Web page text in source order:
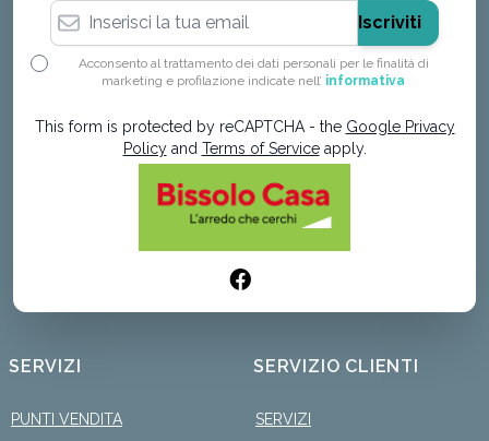
SERVIZI
PUNTI VENDITA
SERVIZIO CLIENTI
SERVIZI
Indirizzo email
Iscriviti
Acconsento al trattamento dei dati personali per le finalità di
marketing e profilazione indicate nell’ informativa
This form is protected by reCAPTCHA - the Google Privacy
Policyand Terms of Serviceapply.